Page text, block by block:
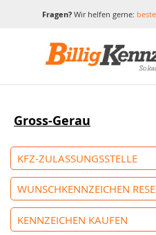
Fragen?Wir helfen gerne:
Gross-Gerau
KFZ-ZULASSUNGSSTELLE
WUNSCHKENNZEICHEN
KENNZEICHEN KAUFEN